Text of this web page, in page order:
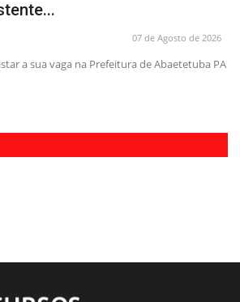
07 de Agosto de 2026
a sua vaga na Prefeitura de Abaetetuba PA